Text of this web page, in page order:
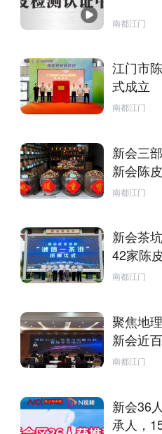
南都江门
江门市
式成立
南都江门
新会三
新会陈
南都江门
新会茶
42家陈
南都江门
聚焦地
新会近
南都江门
新会36
承人，